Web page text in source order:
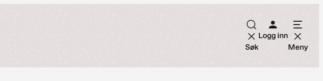
Søk
Logg inn
Meny